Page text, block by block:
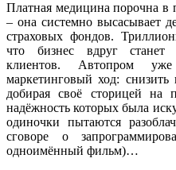
Платная медицина порочна в
– она системно высасывает
страховых фондов.
что бизнес вдруг станет
клиентов. Автопром
маркетинговый ход:
добирая своё сторицей на
надёжность которых была
одиночки пытаются
сговоре о
одноимённый фильм)…